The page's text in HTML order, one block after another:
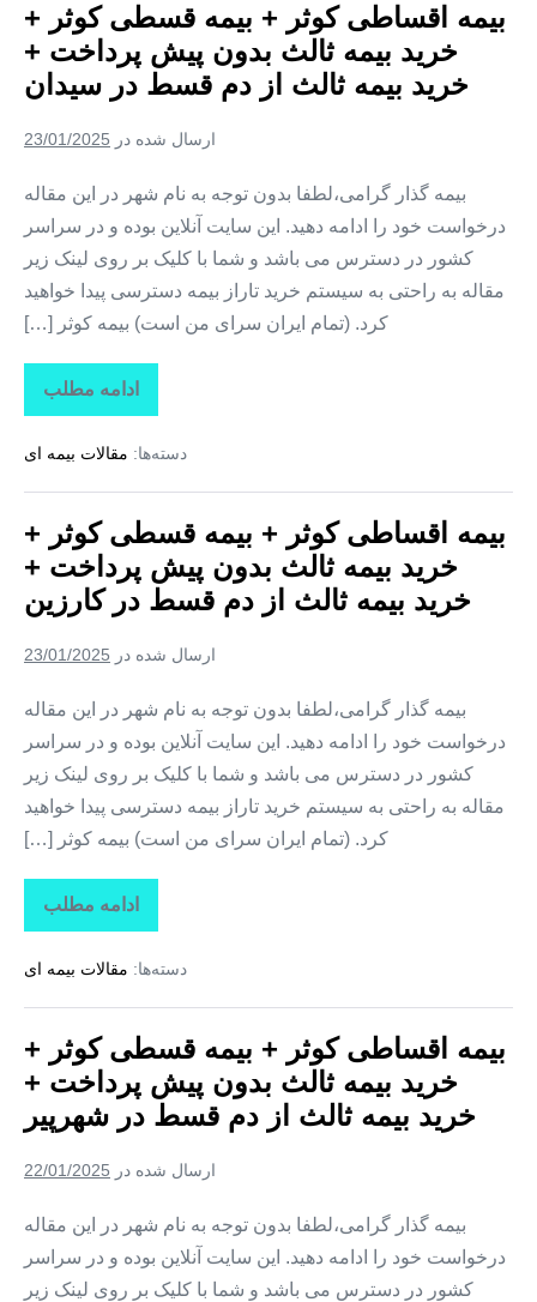
+
خرید
بیمه
بدون
پرداخت
+
بیمه
ثالث
از
دم
قسط
در
جویم
بیمه اقساطی کوثر + بیمه قسطی کوثر +
خرید بیمه ثالث بدون پیش پرداخت +
خرید بیمه ثالث از دم قسط در سیدان
ارسال شده در 23/01/2025
بیمه گذار گرامی،لطفا بدون توجه به نام شهر در این مقاله
درخواست خود را ادامه دهید. این سایت آنلاین بوده و در سراسر
کشور در دسترس می باشد و شما با کلیک بر روی لینک زیر
مقاله به راحتی به سیستم خرید تاراز بیمه دسترسی پیدا خواهید
کرد. (تمام ایران سرای من است) بیمه کوثر […]
ادامه مطلب
بیمه
اقساطی
+
قسطی
+
خرید
بیمه
ثالث
بدون
پرداخت
+
بیمه
ثالث
از
دم
قسط
در
سیدان
دسته‌ها: مقالات بیمه ای
بیمه اقساطی کوثر + بیمه قسطی کوثر +
خرید بیمه ثالث بدون پیش پرداخت +
خرید بیمه ثالث از دم قسط در کارزین
ارسال شده در 23/01/2025
بیمه گذار گرامی،لطفا بدون توجه به نام شهر در این مقاله
درخواست خود را ادامه دهید. این سایت آنلاین بوده و در سراسر
کشور در دسترس می باشد و شما با کلیک بر روی لینک زیر
مقاله به راحتی به سیستم خرید تاراز بیمه دسترسی پیدا خواهید
کرد. (تمام ایران سرای من است) بیمه کوثر […]
ادامه مطلب
بیمه
اقساطی
+
قسطی
+
خرید
بیمه
ثالث
بدون
پرداخت
+
بیمه
ثالث
از
دم
قسط
دسته‌ها: مقالات بیمه ای
بیمه اقساطی کوثر + بیمه قسطی کوثر +
خرید بیمه ثالث بدون پیش پرداخت +
خرید بیمه ثالث از دم قسط در شهرپیر
ارسال شده در 22/01/2025
بیمه گذار گرامی،لطفا بدون توجه به نام شهر در این مقاله
درخواست خود را ادامه دهید. این سایت آنلاین بوده و در سراسر
کشور در دسترس می باشد و شما با کلیک بر روی لینک زیر